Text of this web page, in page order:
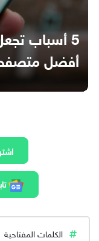
5 أسباب
أفضل
تابعوا اكسفار عبر google News
الكلمات المفتاحية